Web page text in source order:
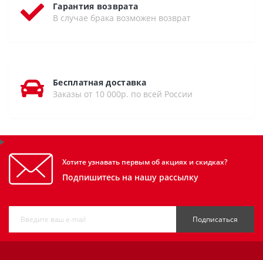
Гарантия возврата
В случае брака возможен возврат
Бесплатная доставка
Заказы от 10 000р. по всей России
Хотите узнавать первым об акциях и скидках?
Подпишитесь на нашу рассылку
Подписаться